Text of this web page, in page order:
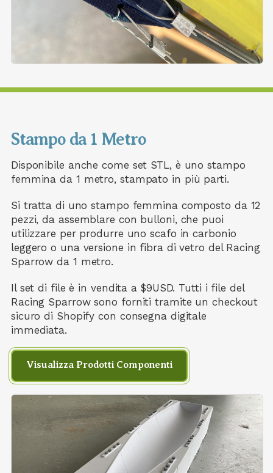
Stampo da 1 Metro
Disponibile anche come set STL, è uno stampo
femmina da 1 metro, stampato in più parti.
Si tratta di uno stampo femmina composto da 12
pezzi, da assemblare con bulloni, che puoi
utilizzare per produrre uno scafo in carbonio
leggero o una versione in fibra di vetro del Racing
Sparrow da 1 metro.
Il set di file è in vendita a $9USD. Tutti i file del
Racing Sparrow sono forniti tramite un checkout
sicuro di Shopify con consegna digitale
immediata.
Visualizza Prodotti Componenti